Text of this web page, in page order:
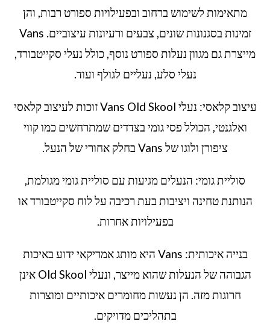
מתאימות לשימוש ברחוב ובפעילויות ספורט רבות, והן
זמינות בסגנונות שונים, צבעים ורעיונות עיצוביים. Vans
מייצרת גם מגוון נעלות ספורט נוסף, כולל נעלי סקייטבורד,
נעלי סלע, נעליים לגולף ועוד.
עיצוב קלאסי: נעלי Vans Old Skool זוכות לעיצוב קלאסי
ואלגנטי, הכולל פסי גומי בצדדים שמתרחשים כמו קווי
ציפורן ולוגו של Vans בחלק אחורי של הנעל.
סוליית גומי: הנעלים מגיעות עם סוליית גומי מגולמת,
הנותנת טחינה ויציבות בעת רכיבה על לוח סקייטבורד או
בפעילויות אחרות.
בנייה איכותית: Vans היא מותג אמריקאי ידוע באיכות
הגבוהה של הנעלות שהוא מייצר, ונעלי Old Skool אינן
חרוגות מזה. הן נעשות מחומרים איכותיים ומוצרות
בתהליכים מדויקים.